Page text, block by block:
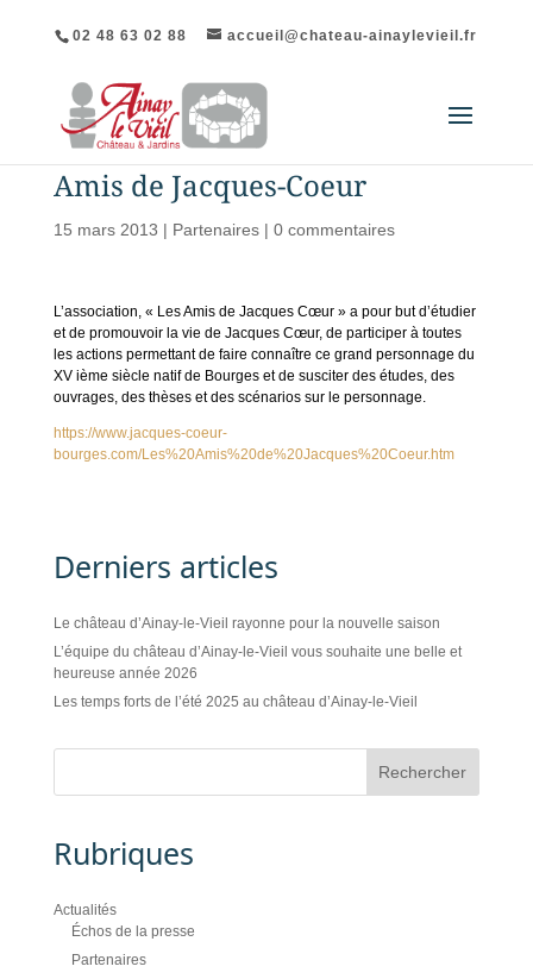
02 48 63 02 88 accueil@chateau-ainaylevieil.fr
Amis de Jacques-Coeur
15 mars 2013 | Partenaires| 0 commentaires
L’association, « Les Amis de Jacques Cœur » a pour but d’étudier
et de promouvoir la vie de Jacques Cœur, de participer à toutes
les actions permettant de faire connaître ce grand personnage du
XV ième siècle natif de Bourges et de susciter des études, des
ouvrages, des thèses et des scénarios sur le personnage.
https://www.jacques-coeur-
bourges.com/Les%20Amis%20de%20Jacques%20Coeur.htm
Derniers articles
Le château d’Ainay-le-Vieil rayonne pour la nouvelle saison
L’équipe du château d’Ainay-le-Vieil vous souhaite une belle et
heureuse année 2026
Les temps forts de l’été 2025 au château d’Ainay-le-Vieil
Rubriques
Actualités
Échos de la presse
Partenaires